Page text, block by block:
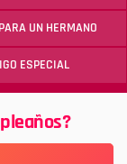
UN HERMANO
ESPECIAL